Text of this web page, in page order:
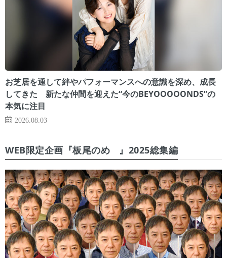
お芝居を通して絆やパフォーマンスへの意識を深め、成長
してきた 新たな仲間を迎えた“今のBEYOOOOONDS”の
本気に注目
2026.08.03
WEB限定企画『板尾のめ゙』2025総集編